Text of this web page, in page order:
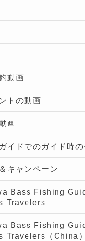
動画
トの動画
画
イドでのガイド時
キャンペーン
Bass Fishing
Travelers
Bass Fishing
Travelers（China）